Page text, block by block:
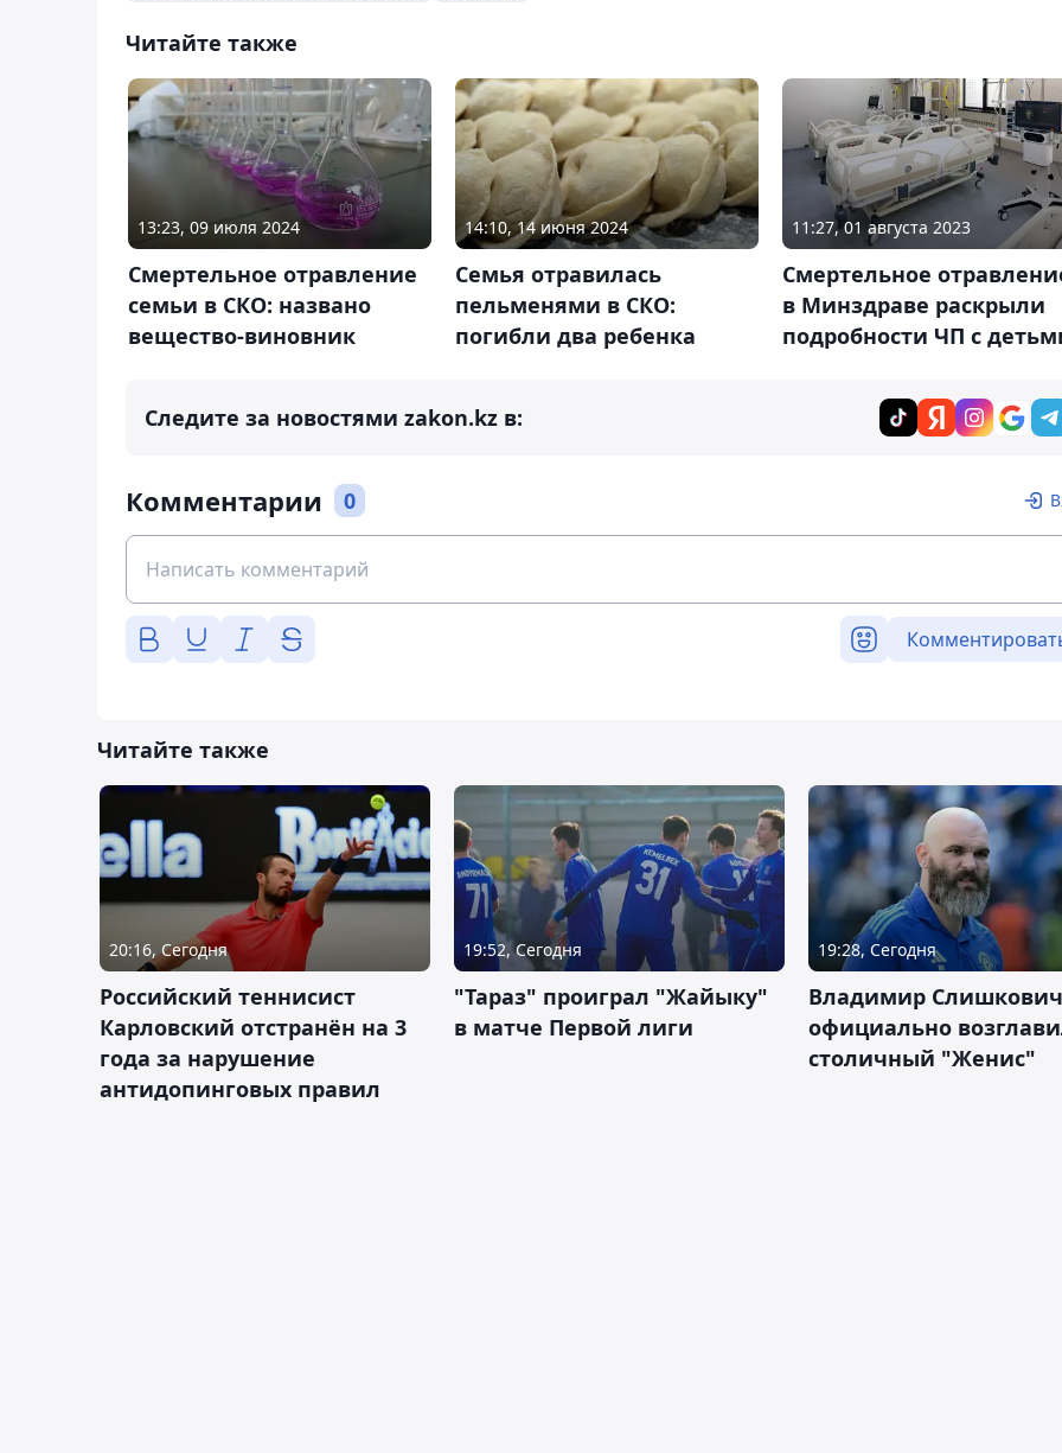
Читайте также
13:23, 09 июля 2024
Смертельное отравление
семьи в СКО: названо
вещество-виновник
14:10, 14 июня 2024
Семья отравилась
пельменями в СКО:
погибли два ребенка
11:27, 01 августа 2023
Смертельное
в Минздраве раскрыли
подробности ЧП с
Следите за новостями zakon.kz в:
Комментарии 0
Читайте также
20:16, Сегодня
Российский теннисист
Карловский отстранён на 3
года за нарушение
антидопинговых правил
19:52, Сегодня
"Тараз" проиграл "Жайыку"
в матче Первой лиги
19:28, Сегодня
Владимир Слишкович
официально
столичный "Женис"